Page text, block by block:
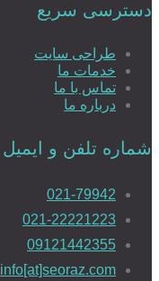
دسترسی سریع
طراحی سایت
خدمات ما
تماس با ما
درباره ما
شماره تلفن و ایمیل
021-79942
021-22221223
09121442355
info[at]seoraz.com